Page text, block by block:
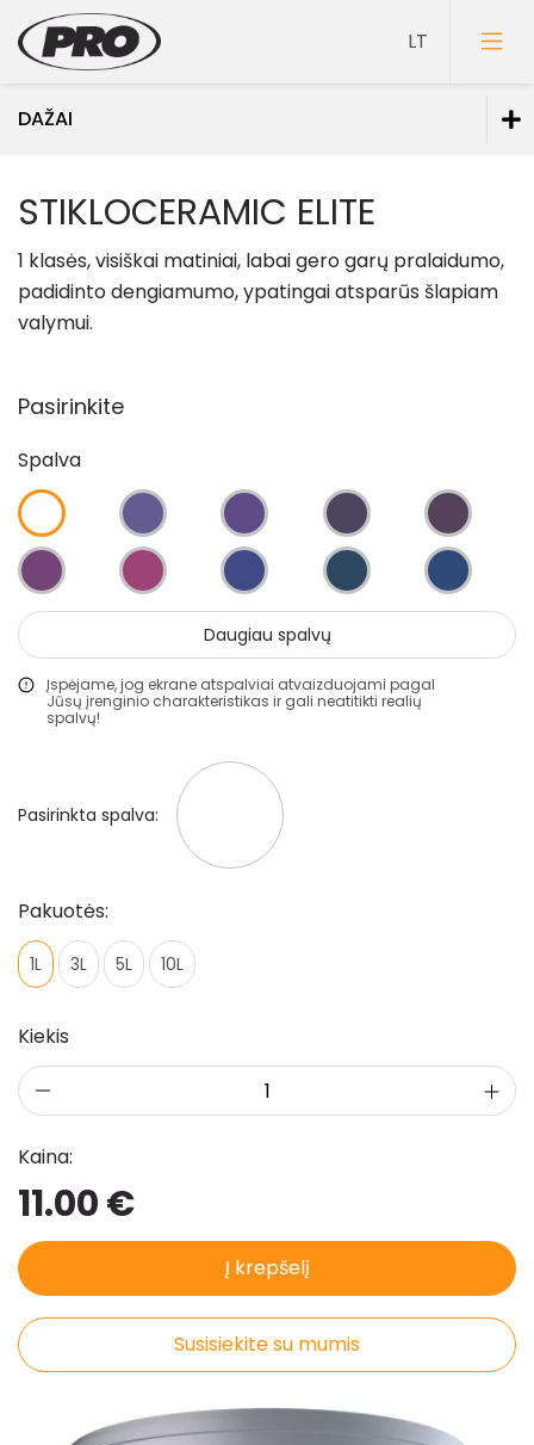
DAŽAI
Dažai luboms
Dažai grindims
Faktūriniai dažai
Dažai mineraliniams fasadams
Specialios paskirties dažai
Gruntai
Glaistai
Lakai
Klijai
Struktūriniai tinkai
Dekoravimo glaistai
Spec. paskirties priemonės
Aliejai ir impregnantai medienai
Pristatymo taisyklės
STIKLOCERAMIC ELITE
1 klasės, visiškai matiniai, labai gero garų pralaidumo,
padidinto dengiamumo, ypatingai atsparūs šlapiam
valymui.
Pasirinkite
Spalva
Daugiau spalvų
Įspėjame, jog ekrane atspalviai atvaizduojami pagal
Jūsų įrenginio charakteristikas ir gali neatitikti realių
spalvų!
Pasirinkta spalva:
Pakuotės:
1L 3L 5L 10L
Kiekis
Kaina:
11.00 €
Į krepšelį
Susisiekite su mumis